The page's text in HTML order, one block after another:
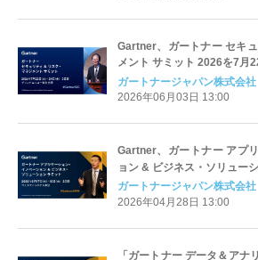
Gartner、ガートナー セキ
メント サミット 2026を7月
ガートナージャパン株式会社
2026年06月03日 13:00
Gartner、ガートナー アプ
ョン & ビジネス・ソリュー
17日(水)～18日(木)に開催
ガートナージャパン株式会社
2026年04月28日 13:00
「ガートナー データ＆アナ